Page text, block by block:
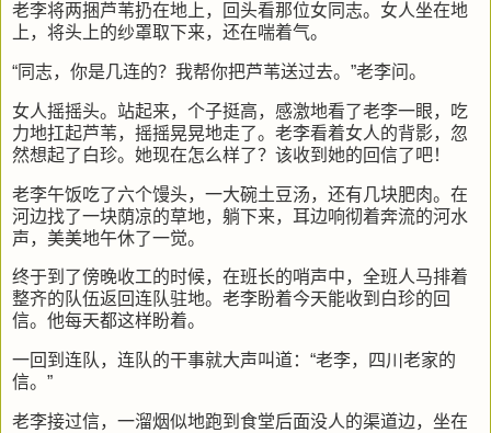
老李将两捆芦苇扔在地上，回头看那位女同志。女人坐在地
上，将头上的纱罩取下来，还在喘着气。
“同志，你是几连的？我帮你把芦苇送过去。”老李问。
女人摇摇头。站起来，个子挺高，感激地看了老李一眼，吃
力地扛起芦苇，摇摇晃晃地走了。老李看着女人的背影，忽
然想起了白珍。她现在怎么样了？该收到她的回信了吧！
老李午饭吃了六个馒头，一大碗土豆汤，还有几块肥肉。在
河边找了一块荫凉的草地，躺下来，耳边响彻着奔流的河水
声，美美地午休了一觉。
终于到了傍晚收工的时候，在班长的哨声中，全班人马排着
整齐的队伍返回连队驻地。老李盼着今天能收到白珍的回
信。他每天都这样盼着。
一回到连队，连队的干事就大声叫道：“老李，四川老家的
信。”
老李接过信，一溜烟似地跑到食堂后面没人的渠道边，坐在